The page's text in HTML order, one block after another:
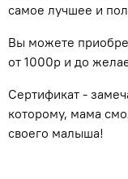
самое лучшее и
Вы можете
от 1000р и до
Сертификат -
которому, мама
своего малыша!